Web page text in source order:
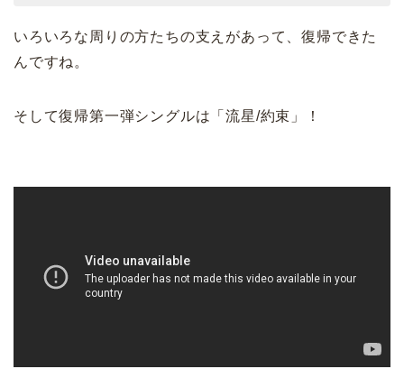
いろいろな周りの方たちの支えがあって、復帰できた
んですね。
そして復帰第一弾シングルは「流星/約束」！